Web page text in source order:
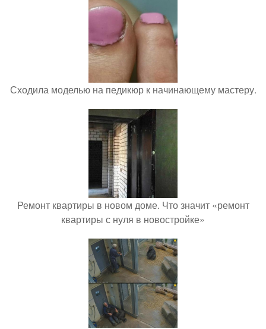
Сходила моделью на педикюр к начинающему мастеру.
Ремонт квартиры в новом доме. Что значит «ремонт
квартиры с нуля в новостройке»